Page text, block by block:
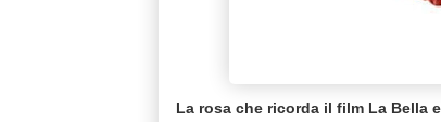
La rosa che ricorda il film La Bella